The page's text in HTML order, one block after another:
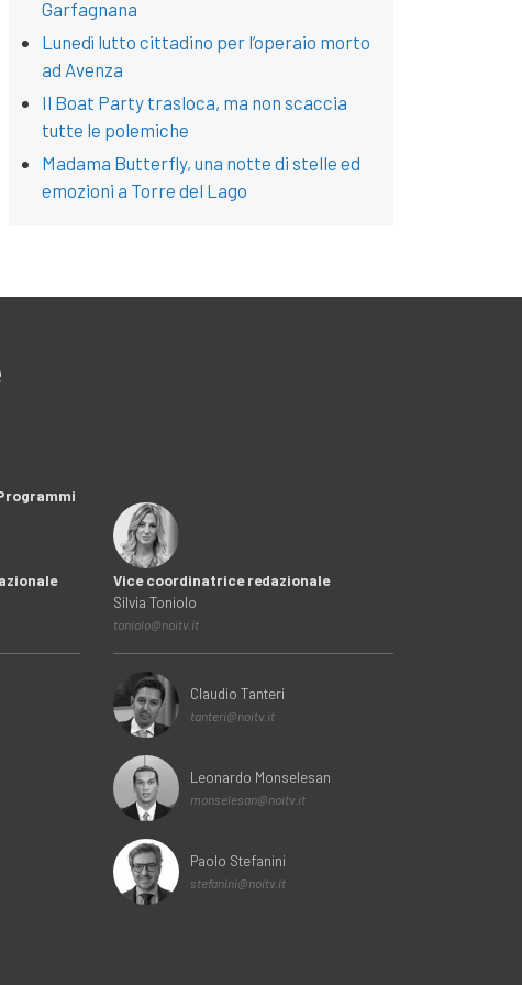
Garfagnana
Lunedì lutto cittadino per l’operaio morto
ad Avenza
Il Boat Party trasloca, ma non scaccia
tutte le polemiche
Madama Butterfly, una notte di stelle ed
emozioni a Torre del Lago
Vice coordinatrice redazionale
Silvia Toniolo
toniolo@noitv.it
Claudio Tanteri
tanteri@noitv.it
Leonardo Monselesan
monselesan@noitv.it
Paolo Stefanini
stefanini@noitv.it